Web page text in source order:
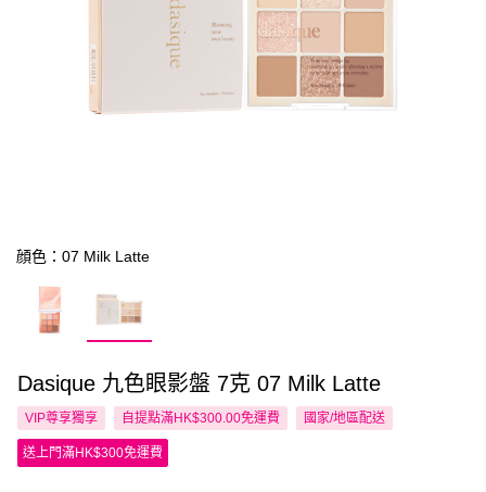
顔色：07 Milk Latte
Dasique 九色眼影盤 7克 07 Milk Latte
VIP尊享獨享 自提點滿HK$300.00免運費 國家/地區配送
送上門滿HK$300免運費